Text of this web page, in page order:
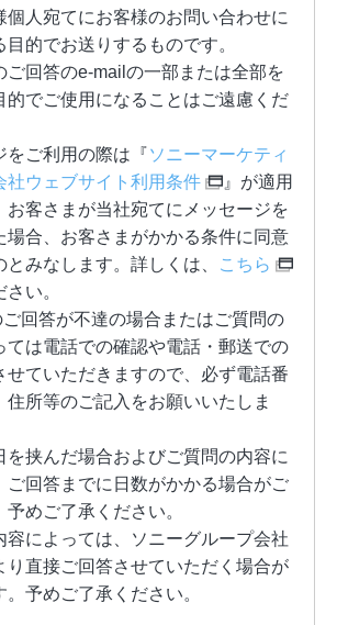
個人宛てにお客様のお問い合わせに
目的でお送りするものです。
ご回答のe-mailの一部または全部を
的でご使用になることはご遠慮くだ
をご利用の際は『ソニーマーケティ
社ウェブサイト利用条件
』が適用
お客さまが当社宛てにメッセージを
場合、お客さまがかかる条件に同意
とみなします。詳しくは、
こちら
い。
回答が不達の場合またはご質問の
ては電話での確認や電話・郵送での
せていただきますので、必ず電話番
住所等のご記入をお願いいたしま
を挟んだ場合およびご質問の内容に
ご回答までに日数がかかる場合がご
予めご了承ください。
容によっては、ソニーグループ会社
り直接ご回答させていただく場合が
。予めご了承ください。